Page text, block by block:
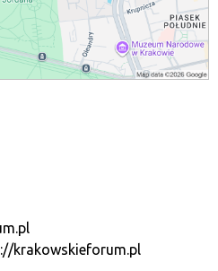
krakowskieforum.pl